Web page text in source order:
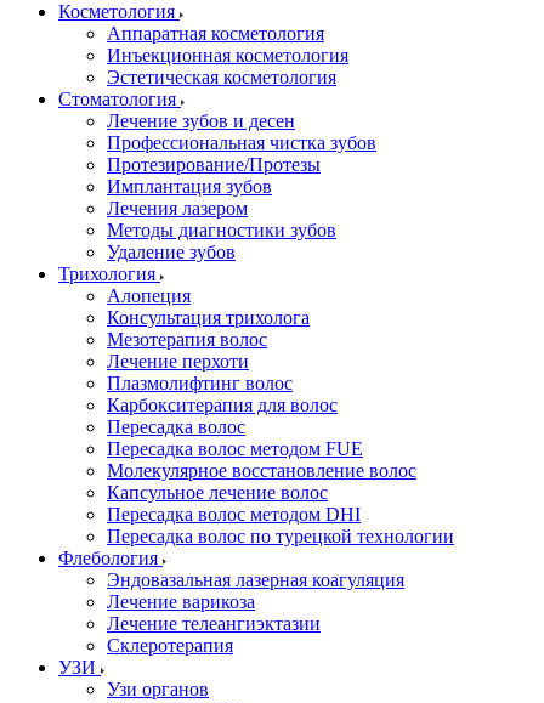
Косметология
Аппаратная косметология
Инъекционная косметология
Эстетическая косметология
Стоматология
Лечение зубов и десен
Профессиональная чистка зубов
Протезирование/Протезы
Имплантация зубов
Лечения лазером
Методы диагностики зубов
Удаление зубов
Трихология
Алопеция
Консультация трихолога
Мезотерапия волос
Лечение перхоти
Плазмолифтинг волос
Карбокситерапия для волос
Пересадка волос
Пересадка волос методом FUE
Молекулярное восстановление волос
Капсульное лечение волос
Пересадка волос методом DHI
Пересадка волос по турецкой технологии
Флебология
Эндовазальная лазерная коагуляция
Лечение варикоза
Лечение телеангиэктазии
Склеротерапия
УЗИ
Узи органов